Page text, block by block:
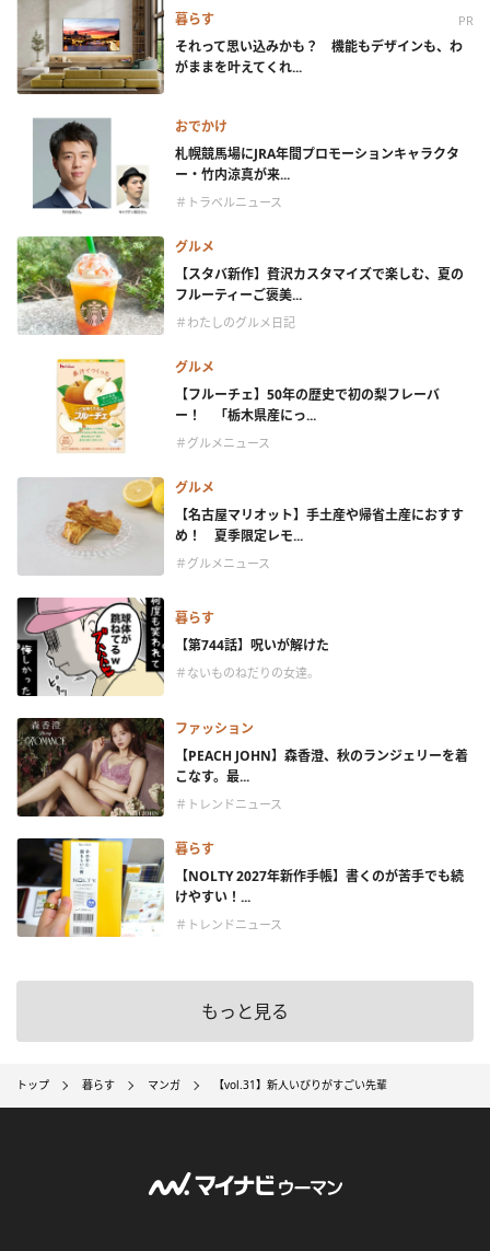
暮らす PR
それって思い込みかも？ 機能もデザインも、わ
がままを叶えてくれ...
おでかけ
札幌競馬場にJRA年間プロモーションキャラクタ
ー・竹内涼真が来...
＃トラベルニュース
グルメ
【スタバ新作】贅沢カスタマイズで楽しむ、夏の
フルーティーご褒美...
＃わたしのグルメ日記
グルメ
【フルーチェ】50年の歴史で初の梨フレーバ
ー！ 「栃木県産にっ...
＃グルメニュース
グルメ
【名古屋マリオット】手土産や帰省土産におすす
め！ 夏季限定レモ...
＃グルメニュース
暮らす
【第744話】呪いが解けた
＃ないものねだりの女達。
ファッション
【PEACH JOHN】森香澄、秋のランジェリーを着
こなす。最...
＃トレンドニュース
暮らす
【NOLTY 2027年新作手帳】書くのが苦手でも続
けやすい！...
＃トレンドニュース
もっと見る
トップ 暮らす マンガ 【vol.31】新人いびりがすごい先輩